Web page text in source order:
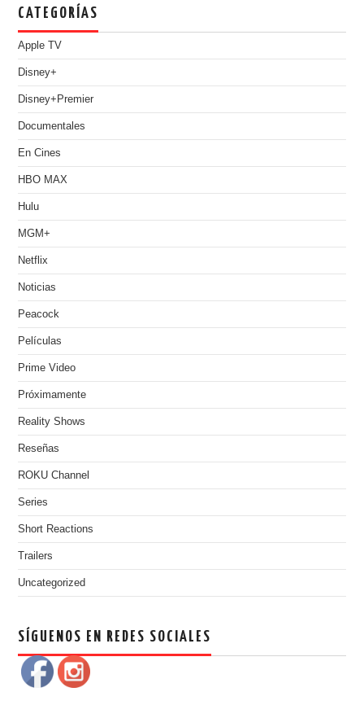
CATEGORÍAS
Apple TV
Disney+
Disney+Premier
Documentales
En Cines
HBO MAX
Hulu
MGM+
Netflix
Noticias
Peacock
Películas
Prime Video
Próximamente
Reality Shows
Reseñas
ROKU Channel
Series
Short Reactions
Trailers
Uncategorized
SÍGUENOS EN REDES SOCIALES